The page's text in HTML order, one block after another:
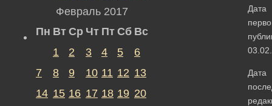
Дата
Дата
Февраль 2017
Пн Вт Ср Чт Пт Сб Вс
1
2 3 4 5
6
7
8 9 10 11 12 13
14 15 16 17 18 19 20